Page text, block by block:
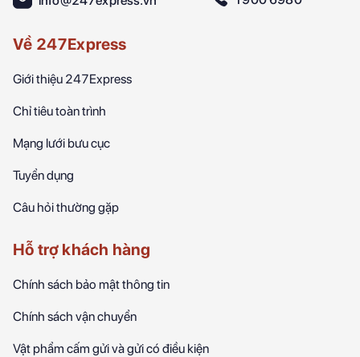
Về 247Express
Giới thiệu 247Express
Chỉ tiêu toàn trình
Mạng lưới bưu cục
Tuyển dụng
Câu hỏi thường gặp
Hỗ trợ khách hàng
Chính sách bảo mật thông tin
Chính sách vận chuyển
Vật phẩm cấm gửi và gửi có điều kiện